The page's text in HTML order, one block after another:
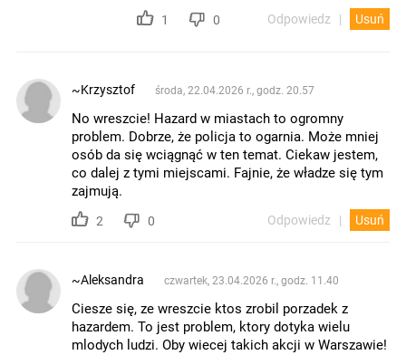
1 0 Odpowiedz Usuń
~Krzysztof środa, 22.04.2026 r., godz. 20.57
No wreszcie! Hazard w miastach to ogromny
problem. Dobrze, że policja to ogarnia. Może mniej
osób da się wciągnąć w ten temat. Ciekaw jestem,
co dalej z tymi miejscami. Fajnie, że władze się tym
zajmują.
2 0 Odpowiedz Usuń
~Aleksandra czwartek, 23.04.2026 r., godz. 11.40
Ciesze się, ze wreszcie ktos zrobil porzadek z
hazardem. To jest problem, ktory dotyka wielu
mlodych ludzi. Oby wiecej takich akcji w Warszawie!